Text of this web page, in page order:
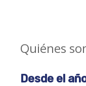
Quiénes
Desde el